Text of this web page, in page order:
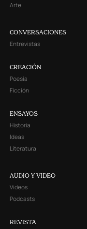
Arte
CONVERSACIONES
Entrevistas
CREACIÓN
Poesía
Ficción
ENSAYOS
Historia
Ideas
Literatura
AUDIO Y VIDEO
Videos
Podcasts
REVISTA